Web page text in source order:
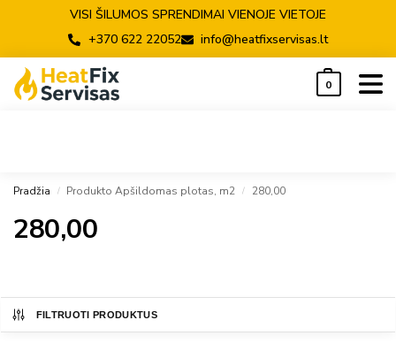
VISI ŠILUMOS SPRENDIMAI VIENOJE VIETOJE
+370 622 22052
info@heatfixservisas.lt
0
Pradžia / Produkto Apšildomas plotas, m2 / 280,00
280,00
FILTRUOTI PRODUKTUS